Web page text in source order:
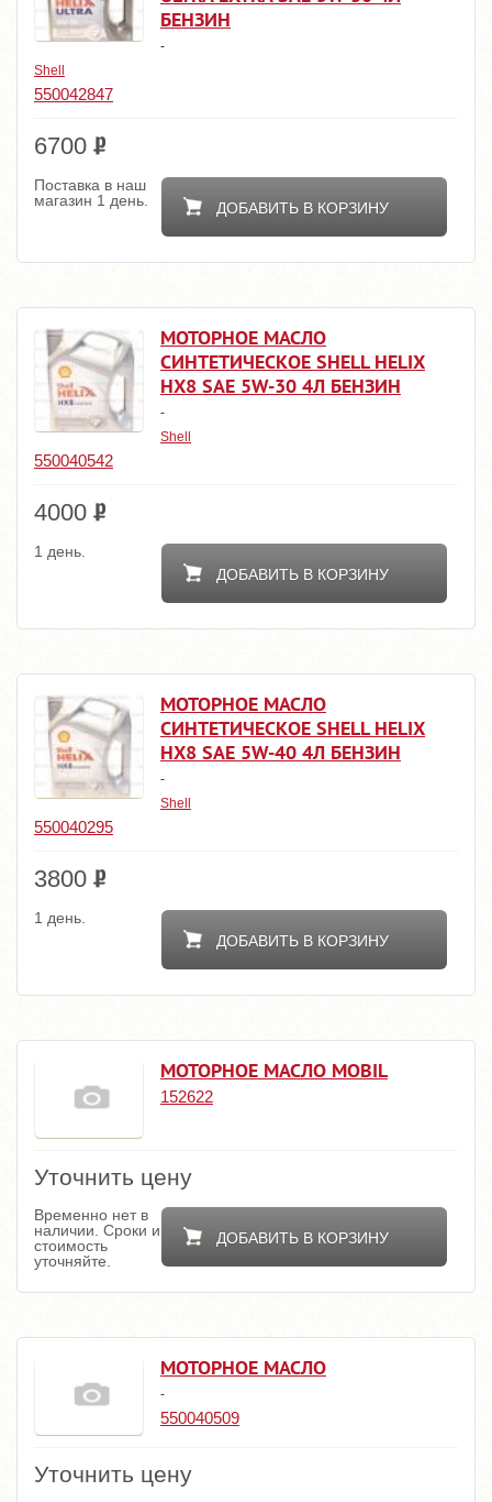
БЕНЗИН
-
Shell
550042847
6700
ДОБАВИТЬ В КОРЗИНУ
Поставка в наш
магазин 1 день.
МОТОРНОЕ МАСЛО
СИНТЕТИЧЕСКОЕ SHELL HELIX
HX8 SAE 5W-30 4Л БЕНЗИН
-
Shell
550040542
4000
ДОБАВИТЬ В КОРЗИНУ
1 день.
МОТОРНОЕ МАСЛО
СИНТЕТИЧЕСКОЕ SHELL HELIX
HX8 SAE 5W-40 4Л БЕНЗИН
-
Shell
550040295
3800
ДОБАВИТЬ В КОРЗИНУ
1 день.
МОТОРНОЕ МАСЛО MOBIL
152622
Уточнить цену
ДОБАВИТЬ В КОРЗИНУ
Временно нет в
наличии. Сроки и
стоимость
уточняйте.
МОТОРНОЕ МАСЛО
-
550040509
Уточнить цену